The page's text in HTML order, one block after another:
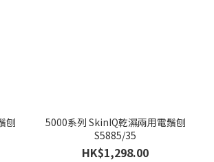
5000系列 SkinIQ乾濕兩用電鬚刨
S5885/35
HK$1,298.00